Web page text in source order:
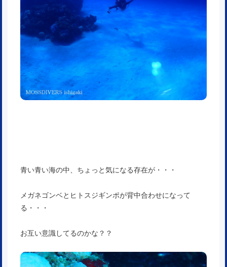
青い青い海の中、ちょっと気になる存在が・・・
メガネゴンベとヒトスジギンポが背中合わせになって
る・・・
お互い意識してるのかな？？